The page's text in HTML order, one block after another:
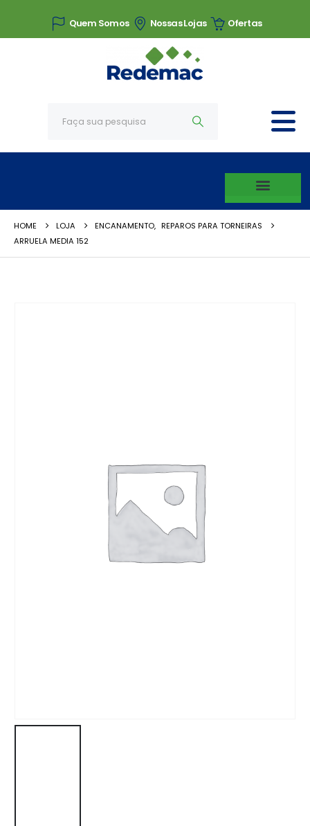
Quem Somos Nossas Lojas Ofertas
HOME LOJA ENCANAMENTO, REPAROS PARA TORNEIRAS
ARRUELA MEDIA 152